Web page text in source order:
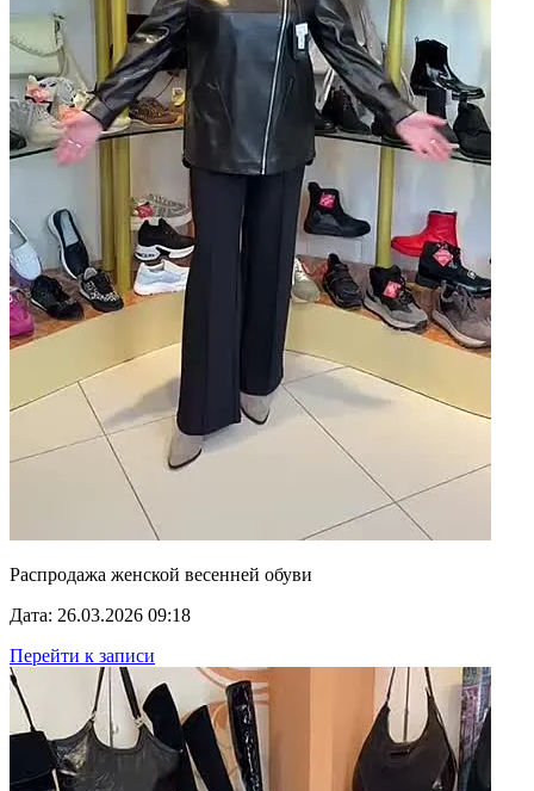
Распродажа женской весенней обуви
Дата: 26.03.2026 09:18
Перейти к записи